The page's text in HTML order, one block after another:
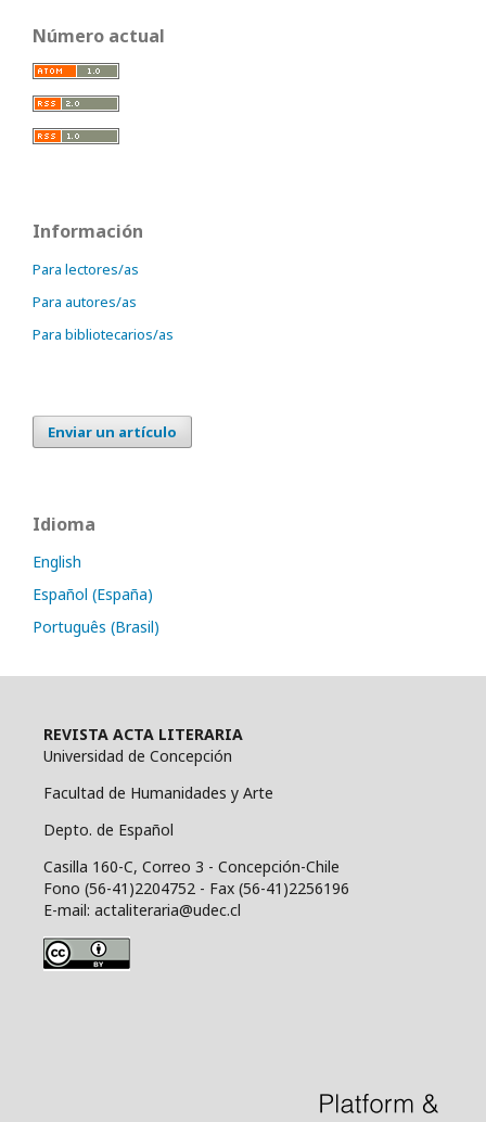
Número actual
Información
Para lectores/as
Para autores/as
Para bibliotecarios/as
Enviar un artículo
Idioma
English
Español (España)
Português (Brasil)
REVISTA ACTA LITERARIA
Universidad de Concepción
Facultad de Humanidades y Arte
Depto. de Español
Casilla 160-C, Correo 3 - Concepción-Chile
Fono (56-41)2204752 - Fax (56-41)2256196
E-mail: actaliteraria@udec.cl